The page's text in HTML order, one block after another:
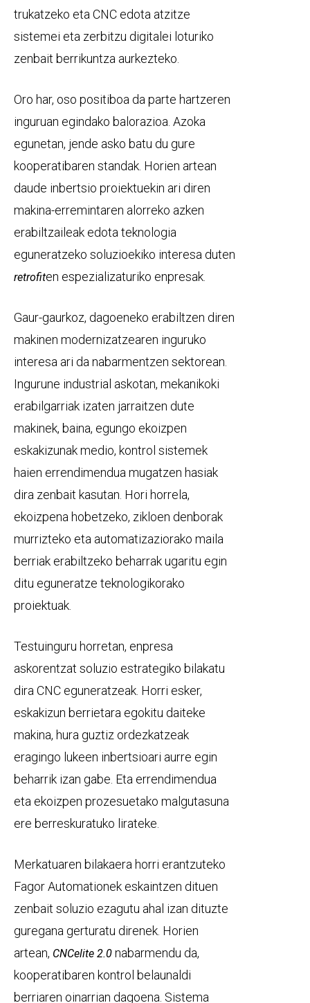
trukatzeko eta CNC edota atzitze
sistemei eta zerbitzu digitalei loturiko
zenbait berrikuntza aurkezteko.
Oro har, oso positiboa da parte hartzeren
inguruan egindako balorazioa. Azoka
egunetan, jende asko batu du gure
kooperatibaren standak. Horien artean
daude inbertsio proiektuekin ari diren
makina-erremintaren alorreko azken
erabiltzaileak edota teknologia
eguneratzeko soluzioekiko interesa duten
retrofiten espezializaturiko enpresak.
Gaur-gaurkoz, dagoeneko erabiltzen diren
makinen modernizatzearen inguruko
interesa ari da nabarmentzen sektorean.
Ingurune industrial askotan, mekanikoki
erabilgarriak izaten jarraitzen dute
makinek, baina, egungo ekoizpen
eskakizunak medio, kontrol sistemek
haien errendimendua mugatzen hasiak
dira zenbait kasutan. Hori horrela,
ekoizpena hobetzeko, zikloen denborak
murrizteko eta automatizaziorako maila
berriak erabiltzeko beharrak ugaritu egin
ditu eguneratze teknologikorako
proiektuak.
Testuinguru horretan, enpresa
askorentzat soluzio estrategiko bilakatu
dira CNC eguneratzeak. Horri esker,
eskakizun berrietara egokitu daiteke
makina, hura guztiz ordezkatzeak
eragingo lukeen inbertsioari aurre egin
beharrik izan gabe. Eta errendimendua
eta ekoizpen prozesuetako malgutasuna
ere berreskuratuko lirateke.
Merkatuaren bilakaera horri erantzuteko
Fagor Automationek eskaintzen dituen
zenbait soluzio ezagutu ahal izan dituzte
guregana gerturatu direnek. Horien
artean, CNCelite 2.0 nabarmendu da,
kooperatibaren kontrol belaunaldi
berriaren oinarrian dagoena. Sistema